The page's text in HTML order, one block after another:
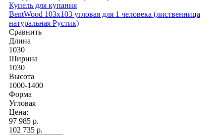
Купель для купания
BentWood 103х103 угловая для 1 человека (лиственница
натуральная Рустик)
Сравнить
Длина
1030
Ширина
1030
Высота
1000-1400
Форма
Угловая
Цена:
97 985 р.
102 735 р.